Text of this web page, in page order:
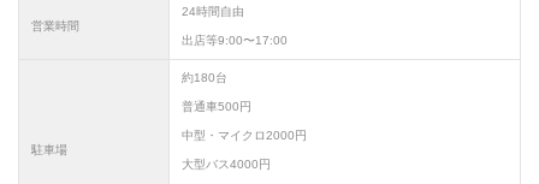
営業時間
24時間自由
出店等9:00〜17:00
駐車場
約180台
普通車500円
中型・マイクロ2000円
大型バス4000円